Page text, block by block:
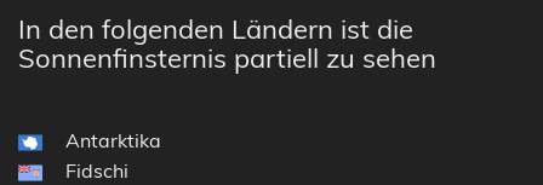
In den folgenden Ländern ist die
Sonnenfinsternis partiell zu sehen
Antarktika
Fidschi